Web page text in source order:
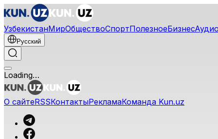
УзбекистанМирОбществоСпортПолезноеБизнес
Русский
Loading…
О сайтеRSSКонтактыРекламаКоманда Kun.uz